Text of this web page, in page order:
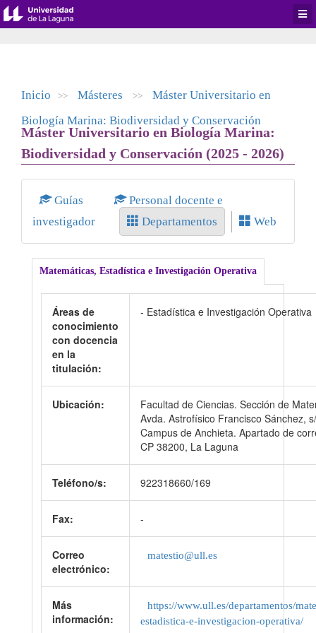
Inicio >> Másteres >>
Máster Universitario en
Biología Marina: Biodiversidad y Conservación
Máster Universitario en Biología Marina:
Biodiversidad y Conservación (2025 - 2026)
Guías
Personal docente e
investigador
Departamentos Web
Matemáticas, Estadística e Investigación Operativa
Áreas de
conocimiento
con docencia
en la
titulación:
- Estadística e Investigación Operativa
Ubicación:
Facultad de Ciencias. Sección de
Avda. Astrofísico Francisco Sánchez,
Campus de Anchieta. Apartado de
CP 38200, La Laguna
Teléfono/s: 922318660/169
Fax: -
Correo
electrónico:
matestio@ull.es
Más
información:
https://www.ull.es/departamentos/
estadistica-e-investigacion-operativa/